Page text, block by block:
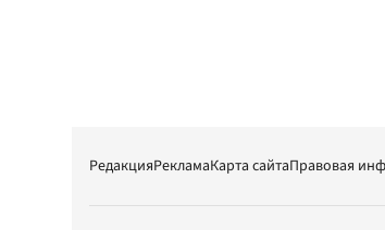
РедакцияРекламаКарта сайтаПравовая